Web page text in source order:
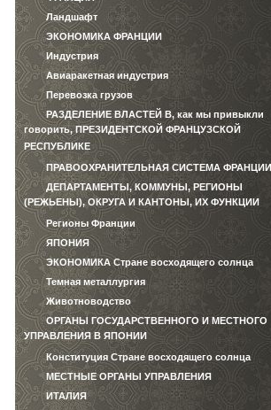
Ландшафт
ЭКОНОМИКА ФРАНЦИИ
Индустрия
Авиаракетная индустрия
Перевозка грузов
РАЗДЕЛЕНИЕ ВЛАСТЕЙ В, как мы привыкли
говорить, ПРЕЗИДЕНТСКОЙ ФРАНЦУЗСКОЙ
РЕСПУБЛИКЕ
ПРАВООХРАНИТЕЛЬНАЯ СИСТЕМА ФРАНЦИИ
ДЕПАРТАМЕНТЫ, КОММУНЫ, РЕГИОНЫ
(РЕЖЬЕНЫ), ОКРУГА И КАНТОНЫ, ИХ ФУНКЦИИ
Регионы Франции
ЯПОНИЯ
ЭКОНОМИКА Стране восходящего солнца
Темная металлургия
Животноводство
ОРГАНЫ ГОСУДАРСТВЕННОГО И МЕСТНОГО
УПРАВЛЕНИЯ В ЯПОНИИ
Конституция Стране восходящего солнца
МЕСТНЫЕ ОРГАНЫ УПРАВЛЕНИЯ
ИТАЛИЯ